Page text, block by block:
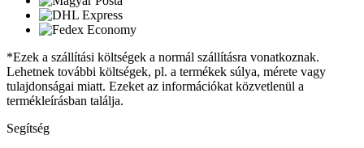
*Ezek a szállítási költségek a normál szállításra vonatkoznak.
Lehetnek további költségek, pl. a termékek súlya, mérete vagy
tulajdonságai miatt. Ezeket az információkat közvetlenül a
termékleírásban találja.
Segítség